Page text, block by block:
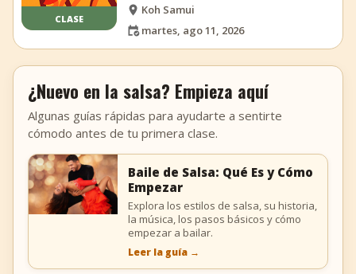
CLASE
Koh Samui
martes, ago 11, 2026
¿Nuevo en la salsa? Empieza aquí
Algunas guías rápidas para ayudarte a sentirte
cómodo antes de tu primera clase.
Baile de Salsa: Qué Es y Cómo
Empezar
Explora los estilos de salsa, su historia,
la música, los pasos básicos y cómo
empezar a bailar.
Leer la guía →